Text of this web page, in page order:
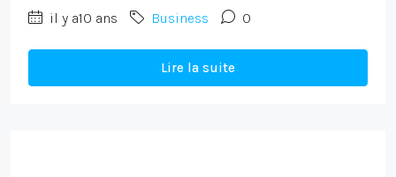
il y a10 ans Business 0
Lire la suite